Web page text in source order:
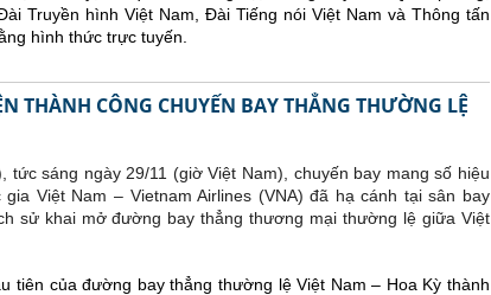
Truyền hình Việt Nam, Đài Tiếng nói Việt Nam và Thông tấn
hình thức trực tuyến.
THÀNH CÔNG CHUYẾN BAY THẲNG THƯỜNG LỆ
tức sáng ngày 29/11 (giờ Việt Nam), chuyến bay mang số hiệu
Việt Nam – Vietnam Airlines (VNA) đã hạ cánh tại sân bay
sử khai mở đường bay thẳng thương mại thường lệ giữa Việt
tiên của đường bay thẳng thường lệ Việt Nam – Hoa Kỳ thành